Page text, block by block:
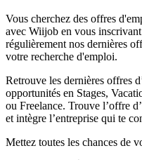
Vous cherchez des offres
avec Wiijob en vous
régulièrement nos dernières
votre recherche d'emploi.
Retrouve les dernières offres
opportunités en Stages,
ou Freelance. Trouve l’offre
et intègre l’entreprise qui te
Mettez toutes les chances de